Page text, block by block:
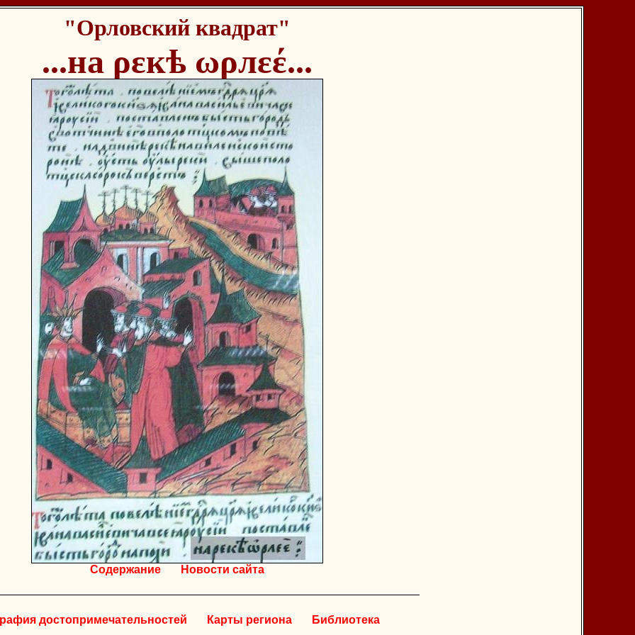
"Орловский квадрат"
...на ρεкѣ ωρлεέ...
Содержание Новости сайта
достопримечательностей Карты региона Библиотека